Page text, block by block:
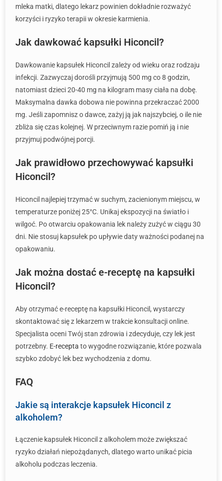
mleka matki, dlatego lekarz powinien dokładnie rozważyć
korzyści i ryzyko terapii w okresie karmienia.
Jak dawkować kapsułki Hiconcil?
Dawkowanie kapsułek Hiconcil zależy od wieku oraz rodzaju
infekcji. Zazwyczaj dorośli przyjmują 500 mg co 8 godzin,
natomiast dzieci 20-40 mg na kilogram masy ciała na dobę.
Maksymalna dawka dobowa nie powinna przekraczać 2000
mg. Jeśli zapomnisz o dawce, zażyj ją jak najszybciej, o ile nie
zbliża się czas kolejnej. W przeciwnym razie pomiń ją i nie
przyjmuj podwójnej porcji.
Jak prawidłowo przechowywać kapsułki
Hiconcil?
Hiconcil najlepiej trzymać w suchym, zacienionym miejscu, w
temperaturze poniżej 25°C. Unikaj ekspozycji na światło i
wilgoć. Po otwarciu opakowania lek należy zużyć w ciągu 30
dni. Nie stosuj kapsułek po upływie daty ważności podanej na
opakowaniu.
Jak można dostać e-receptę na kapsułki
Hiconcil?
Aby otrzymać e-receptę na kapsułki Hiconcil, wystarczy
skontaktować się z lekarzem w trakcie konsultacji online.
Specjalista oceni Twój stan zdrowia i zdecyduje, czy lek jest
potrzebny. E-recepta to wygodne rozwiązanie, które pozwala
szybko zdobyć lek bez wychodzenia z domu.
FAQ
Jakie są interakcje kapsułek Hiconcil z
alkoholem?
Łączenie kapsułek Hiconcil z alkoholem może zwiększać
ryzyko działań niepożądanych, dlatego warto unikać picia
alkoholu podczas leczenia.